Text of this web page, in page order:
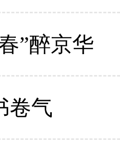
”醉京华
卷气